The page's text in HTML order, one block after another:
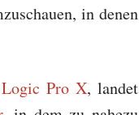
in denen
Logic Pro X, landet